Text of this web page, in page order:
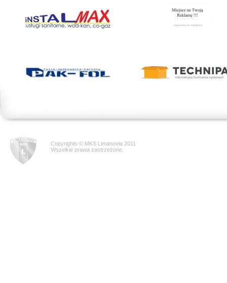
Copyrights © MKS Limanovia 2011
Wszelkie prawa zastrzeżone.